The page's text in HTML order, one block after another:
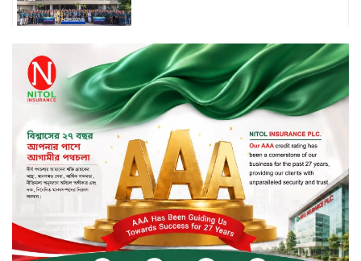
বিদায়ী সপ্তাহে দর পতনের শীর্ষে এস
আলম কোল্ড রোল্ড
বিদায়ী সপ্তাহে দর বৃদ্ধির শীর্ষে ফারইস্ট
ফাইন্যান্স
বিদায়ী সপ্তাহে লেনদেনের শীর্ষে শার্প
ইন্ডাস্ট্রিজ